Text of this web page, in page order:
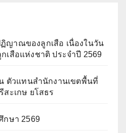
ญาณของลูกเสือ เนื่องในวัน
สือแห่งชาติ ประจำปี 2569
ตัวแทนสำนักงานเขตพื้นที่
ะเกษ ยโสธร
กษา 2569